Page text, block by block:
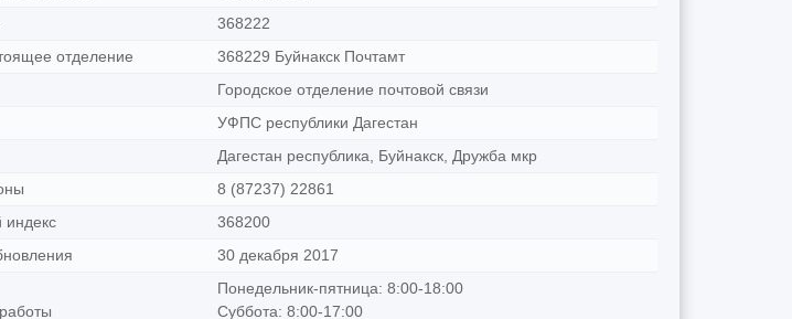
368222
отделение
368229 Буйнакск Почтамт
Городское отделение почтовой связи
УФПС республики Дагестан
Дагестан республика, Буйнакск, Дружба мкр
8 (87237) 22861
368200
30 декабря 2017
Понедельник-пятница: 8:00-18:00
Суббота: 8:00-17:00